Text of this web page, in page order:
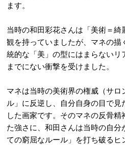
ます。
当時の和田彩花さんは「美術＝綺
観を持っていましたが、マネの
統的な「美」の型にはまらない
までにない衝撃を受けました。
マネは当時の美術界の権威（サ
ル」に反逆し、自分自身の目で
した画家です。そのマネの反骨
た強さに、和田さんは当時の自分
ての窮屈なルール」を打ち破るヒ